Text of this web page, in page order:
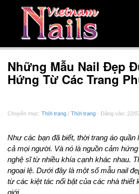
Những Mẫu Nail Đẹp
Hứng Từ Các Trang
Chuyên mục: Thời trang / Thời trang - Đăng vào: 22/
Như các bạn đã biết, thời trang áo
cả mọi người. Và nó là nguồn cảm
nghệ sĩ từ nhiều khía cạnh khác nhau.
ngoại lệ. Dưới đây là một số mẫu nail
từ các kiệt tác nổi bật của các nhà thiết